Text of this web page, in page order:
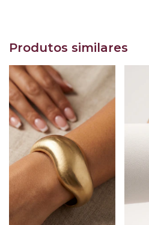
Produtos similares